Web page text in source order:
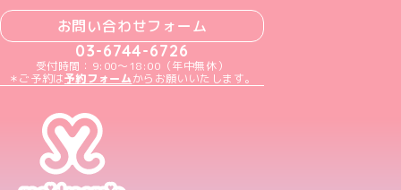
お問い合わせフォーム
03-6744-6726
受付時間：9:00～18:00（年中無休）
＊ご予約は予約フォームからお願いいたします。